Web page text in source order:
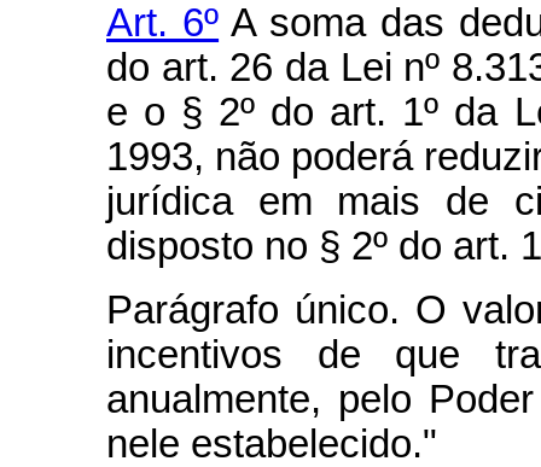
Art. 6º A soma das
do art. 26 da Lei nº
e o § 2º do art. 1º da
1993, não poderá
jurídica em mais de
disposto no § 2º do art.
Parágrafo único. O
incentivos de que
anualmente, pelo
nele estabelecido."